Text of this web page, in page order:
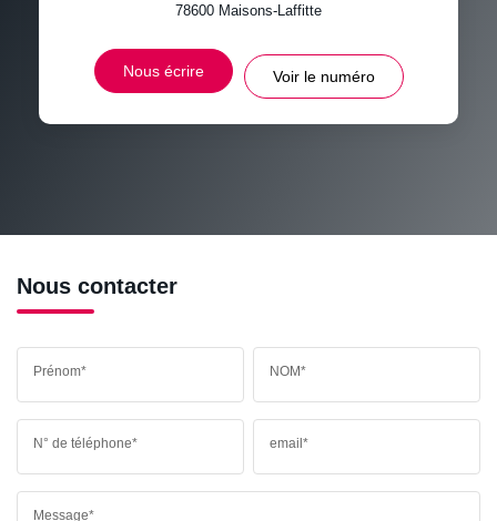
VOITURE
DISTANCE DE L'AÉROPORT : SUPERFICIE :
RÉSULTATS DES LYCÉES
78600 Maisons-Laffitte
Nous écrire Voir le numéro
Nous contacter
Prénom* NOM*
N° de téléphone* email*
Message*